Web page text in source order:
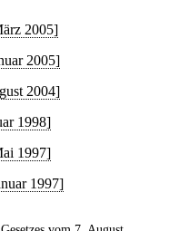
2005]
2005]
2004]
1998]
1997]
1997]